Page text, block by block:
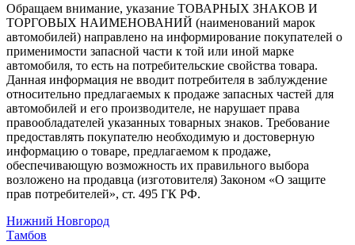
Обращаем внимание, указание ТОВАРНЫХ ЗНАКОВ И
ТОРГОВЫХ НАИМЕНОВАНИЙ (наименований марок
автомобилей) направлено на информирование покупателей о
применимости запасной части к той или иной марке
автомобиля, то есть на потребительские свойства товара.
Данная информация не вводит потребителя в заблуждение
относительно предлагаемых к продаже запасных частей для
автомобилей и его производителе, не нарушает права
правообладателей указанных товарных знаков. Требование
предоставлять покупателю необходимую и достоверную
информацию о товаре, предлагаемом к продаже,
обеспечивающую возможность их правильного выбора
возложено на продавца (изготовителя) Законом «О защите
прав потребителей», ст. 495 ГК РФ.
Нижний Новгород
Тамбов